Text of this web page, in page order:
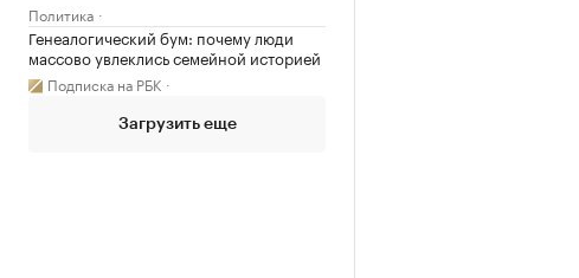
Политика
Генеалогический бум: почему люди
массово увлеклись семейной историей
Подписка на РБК
Загрузить еще